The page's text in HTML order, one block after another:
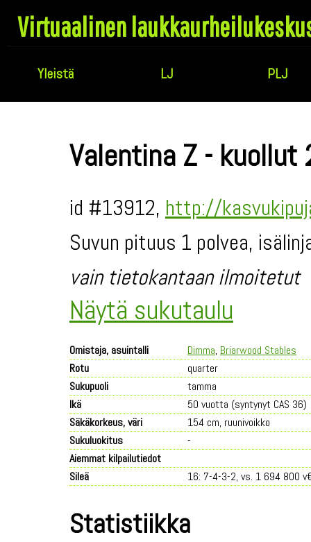
Virtuaalinen
Yleistä LJ PLJ
Valentina Z - kuollut
id #13912, http://
Suvun pituus 1 polvea,
vain tietokantaan ilmoitetut
Näytä sukutaulu
Omistaja, asuintalli Dimma, Briarwood Stables
Rotu
quarter
Sukupuoli
tamma
Ikä
50 vuotta (syntynyt CAS 36)
Säkäkorkeus, väri
154 cm, ruunivoikko
Sukuluokitus
-
Aiemmat kilpailutiedot
Sileä
16: 7-4-3-2, vs. 1 694 800
Statistiikka